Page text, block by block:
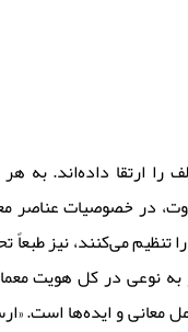
ارتقا داده‌‌اند. به
در خصوصیات عناصر
می‌‌کنند، نیز طبعاً
نوعی در کل هویت
معانی و ایده‌‌ها است.